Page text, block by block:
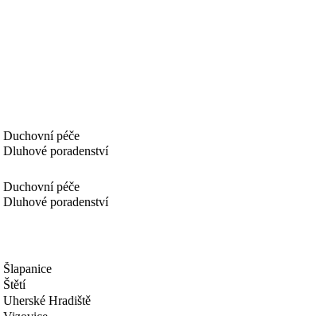
Duchovní péče
Dluhové poradenství
Duchovní péče
Dluhové poradenství
Šlapanice
Štětí
Uherské Hradiště